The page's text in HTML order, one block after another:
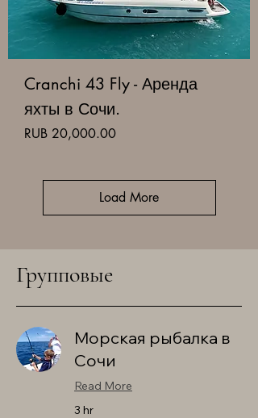
Cranchi 43 Fly - Аренда
яхты в Сочи.
Price
RUB 20,000.00
Load More
Групповые
Морская рыбалка в
Сочи
Read More
3 hr